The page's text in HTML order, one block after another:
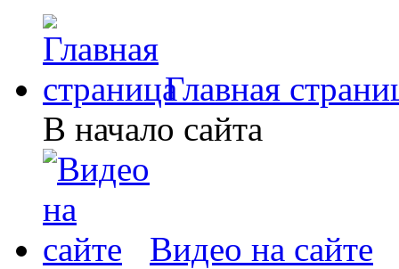
Главная
В начало сайта
Видео на сайте